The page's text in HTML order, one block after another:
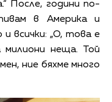
После, години по-
в Америка и
всички: „О, това е
милиони неща. Той
ние бяхме много